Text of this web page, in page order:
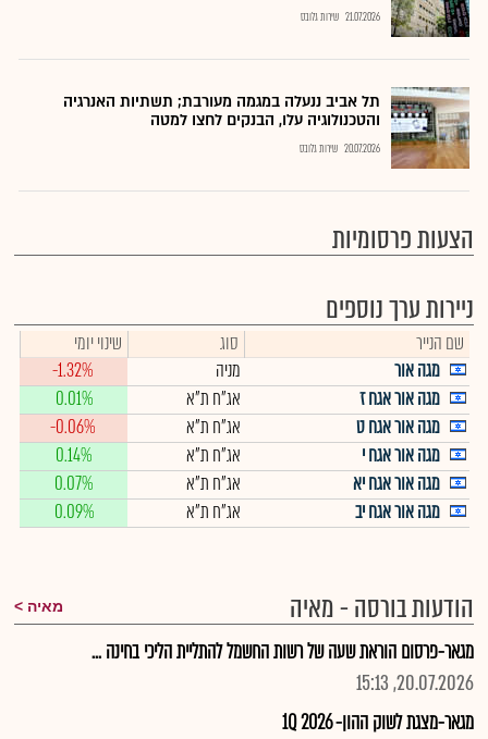
21.07.2026 שירות גלובס
תל אביב ננעלה במגמה מעורבת; תשתיות האנרגיה
והטכנולוגיה עלו, הבנקים לחצו למטה
20.07.2026 שירות גלובס
הצעות פרסומיות
ניירות ערך נוספים
שם הנייר סוג
שינוי יומי
מגה אור
מניה
-1.32%
מגה אור אגח ז
אג"ח ת"א
0.01%
מגה אור אגח ט
אג"ח ת"א
-0.06%
מגה אור אגח י
אג"ח ת"א
0.14%
מגה אור אגח יא
אג"ח ת"א
0.07%
מגה אור אגח יב
אג"ח ת"א 0.09%
הודעות בורסה - מאיה מאיה
מגאר-פרסום הוראת שעה של רשות החשמל להתליית הליכי בחינה ...
20.07.2026, 15:13
מגאר-מצגת לשוק ההון- 2026 1Q